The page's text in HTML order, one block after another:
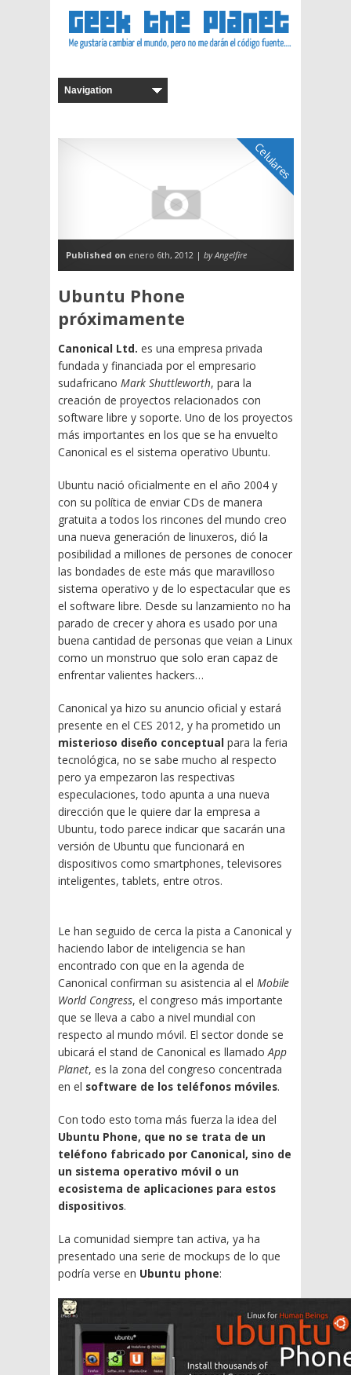
Celulares
Published on enero 6th, 2012 | by Angelfire
Ubuntu Phone
próximamente
Canonical Ltd. es una empresa privada
fundada y financiada por el empresario
sudafricano Mark Shuttleworth, para la
creación de proyectos relacionados con
software libre y soporte. Uno de los proyectos
más importantes en los que se ha envuelto
Canonical es el sistema operativo Ubuntu.
Ubuntu nació oficialmente en el año 2004 y
con su política de enviar CDs de manera
gratuita a todos los rincones del mundo creo
una nueva generación de linuxeros, dió la
posibilidad a millones de persones de conocer
las bondades de este más que maravilloso
sistema operativo y de lo espectacular que es
el software libre. Desde su lanzamiento no ha
parado de crecer y ahora es usado por una
buena cantidad de personas que veian a Linux
como un monstruo que solo eran capaz de
enfrentar valientes hackers…
Canonical ya hizo su anuncio oficial y estará
presente en el CES 2012, y ha prometido un
misterioso diseño conceptual para la feria
tecnológica, no se sabe mucho al respecto
pero ya empezaron las respectivas
especulaciones, todo apunta a una nueva
dirección que le quiere dar la empresa a
Ubuntu, todo parece indicar que sacarán una
versión de Ubuntu que funcionará en
dispositivos como smartphones, televisores
inteligentes, tablets, entre otros.
Le han seguido de cerca la pista a Canonical y
haciendo labor de inteligencia se han
encontrado con que en la agenda de
Canonical confirman su asistencia al el Mobile
World Congress, el congreso más importante
que se lleva a cabo a nivel mundial con
respecto al mundo móvil. El sector donde se
ubicará el stand de Canonical es llamado App
Planet, es la zona del congreso concentrada
en el software de los teléfonos móviles.
Con todo esto toma más fuerza la idea del
Ubuntu Phone, que no se trata de un
teléfono fabricado por Canonical, sino de
un sistema operativo móvil o un
ecosistema de aplicaciones para estos
dispositivos.
La comunidad siempre tan activa, ya ha
presentado una serie de mockups de lo que
podría verse en Ubuntu phone: